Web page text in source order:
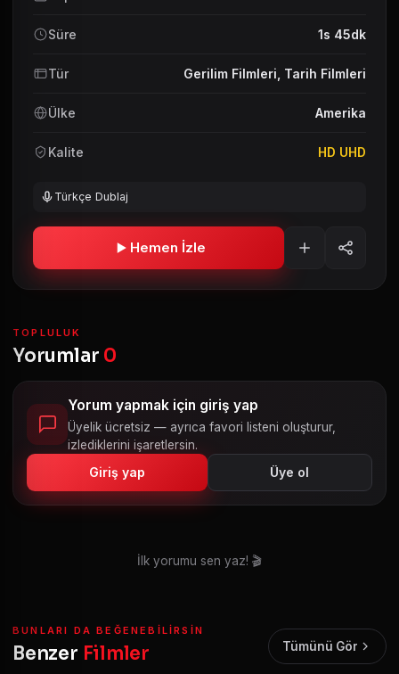
Süre 1s 45dk
Tür Gerilim Filmleri Tarih Filmleri
Ülke Amerika
Kalite HD UHD
Türkçe Dublaj
Hemen İzle
TOPLULUK
Yorumlar 0
Yorum yapmak için giriş yap
Üyelik ücretsiz — ayrıca favori listeni oluşturur,
izlediklerini işaretlersin.
Giriş yap Üye ol
İlk yorumu sen yaz! 🎬
BUNLARI DA BEĞENEBILIRSIN
Benzer Filmler Tümünü Gör